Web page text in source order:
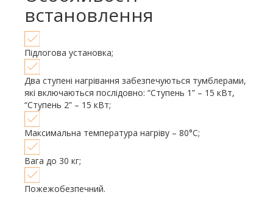
встановлення
Підлогова установка;
Два ступені нагрівання забезпечуються тумблерами,
які включаються послідовно: “Ступень 1” – 15 кВт,
“Ступень 2” – 15 кВт;
Максимальна температура нагріву – 80°С;
Вага до 30 кг;
Пожежобезпечний.